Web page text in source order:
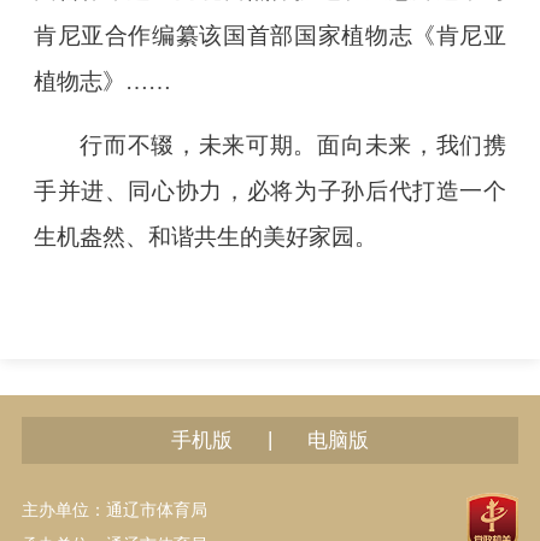
肯尼亚合作编纂该国首部国家植物志《肯尼亚
植物志》……
行而不辍，未来可期。面向未来，我们携
手并进、同心协力，必将为子孙后代打造一个
生机盎然、和谐共生的美好家园。
手机版 电脑版
主办单位：通辽市体育局